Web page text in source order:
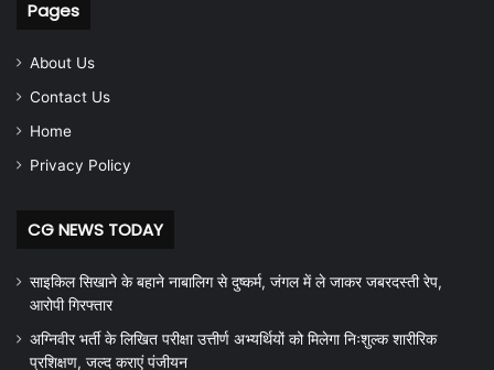
Pages
About Us
Contact Us
Home
Privacy Policy
CG NEWS TODAY
साइकिल सिखाने के बहाने नाबालिग से दुष्कर्म, जंगल में ले जाकर जबरदस्ती रेप,
आरोपी गिरफ्तार
अग्निवीर भर्ती के लिखित परीक्षा उत्तीर्ण अभ्यर्थियों को मिलेगा निःशुल्क शारीरिक
प्रशिक्षण, जल्द कराएं पंजीयन